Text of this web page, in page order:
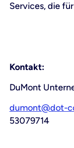
Services, die
Kontakt:
DuMont
dumont@dot-
53079714